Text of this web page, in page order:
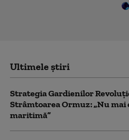
Ultimele știri
Strategia Gardienilor
Strâmtoarea Ormuz: „Nu mai
maritimă”